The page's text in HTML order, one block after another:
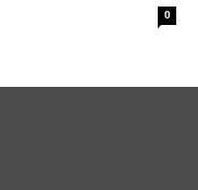
0